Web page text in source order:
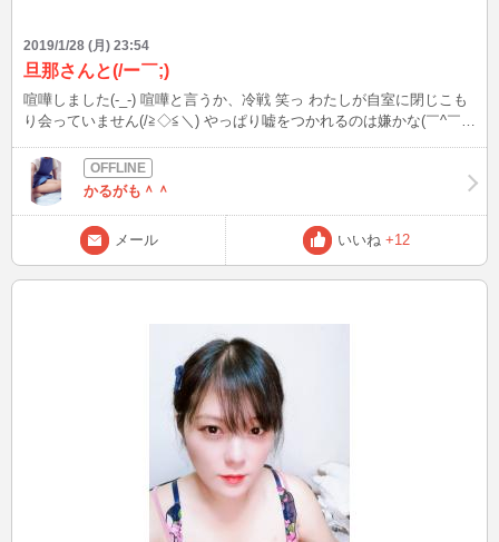
2019/1/28 (月) 23:54
旦那さんと(/ー￣;)
喧嘩しました(-_-) 喧嘩と言うか、冷戦 笑っ わたしが自室に閉じこも
り会っていません(/≧◇≦＼) やっぱり嘘をつかれるのは嫌かな(￣^￣)
かるがも＾＾
メール いいね +12